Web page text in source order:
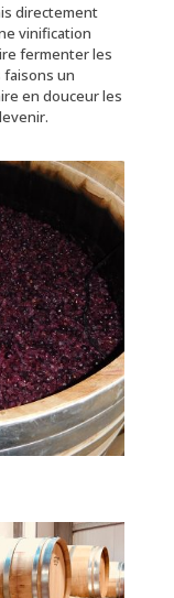
directement
vinification
fermenter les
faisons un
en douceur les